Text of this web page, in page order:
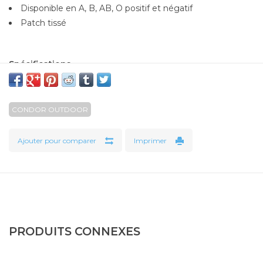
Disponible en A, B, AB, O positif et négatif
Patch tissé
Spécifications
Tailles : 1"H x 2"L
Vert olive (001)
CONDOR OUTDOOR
Ajouter pour comparer Imprimer
PRODUITS CONNEXES